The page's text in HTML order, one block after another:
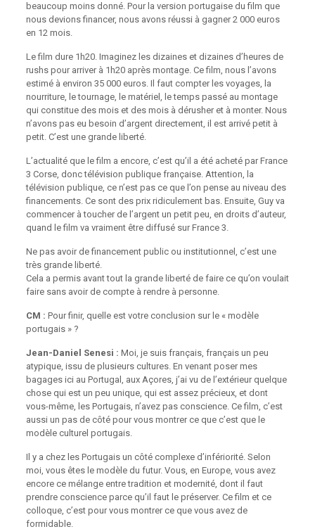
beaucoup moins donné. Pour la version portugaise du film que
nous devions financer, nous avons réussi à gagner 2 000 euros
en 12 mois.
Le film dure 1h20. Imaginez les dizaines et dizaines d’heures de
rushs pour arriver à 1h20 après montage. Ce film, nous l’avons
estimé à environ 35 000 euros. Il faut compter les voyages, la
nourriture, le tournage, le matériel, le temps passé au montage
qui constitue des mois et des mois à dérusher et à monter. Nous
n’avons pas eu besoin d’argent directement, il est arrivé petit à
petit. C’est une grande liberté.
L’actualité que le film a encore, c’est qu’il a été acheté par France
3 Corse, donc télévision publique française. Attention, la
télévision publique, ce n’est pas ce que l’on pense au niveau des
financements. Ce sont des prix ridiculement bas. Ensuite, Guy va
commencer à toucher de l’argent un petit peu, en droits d’auteur,
quand le film va vraiment être diffusé sur France 3.
Ne pas avoir de financement public ou institutionnel, c’est une
très grande liberté.
Cela a permis avant tout la grande liberté de faire ce qu’on voulait
faire sans avoir de compte à rendre à personne.
CM : Pour finir, quelle est votre conclusion sur le « modèle
portugais » ?
Jean-Daniel Senesi : Moi, je suis français, français un peu
atypique, issu de plusieurs cultures. En venant poser mes
bagages ici au Portugal, aux Açores, j’ai vu de l’extérieur quelque
chose qui est un peu unique, qui est assez précieux, et dont
vous-même, les Portugais, n’avez pas conscience. Ce film, c’est
aussi un pas de côté pour vous montrer ce que c’est que le
modèle culturel portugais.
Il y a chez les Portugais un côté complexe d’infériorité. Selon
moi, vous êtes le modèle du futur. Vous, en Europe, vous avez
encore ce mélange entre tradition et modernité, dont il faut
prendre conscience parce qu’il faut le préserver. Ce film et ce
colloque, c’est pour vous montrer ce que vous avez de
formidable.